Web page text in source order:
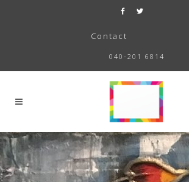
Contact
040-201 6814